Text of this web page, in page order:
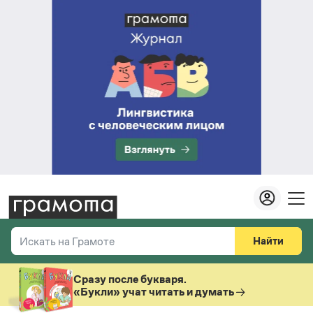
Искать на Грамоте
Справочная служба
Найти
Везде